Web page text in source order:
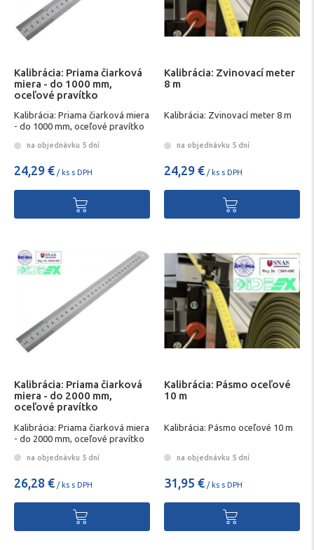
Kalibrácia: Priama čiarková
miera - do 1000 mm,
oceľové pravítko
Kalibrácia: Priama čiarková miera
- do 1000 mm, oceľové pravítko
na objednávku 5 dní
24,29 € / ks s DPH
Kalibrácia: Zvinovací meter
8 m
Kalibrácia: Zvinovací meter 8 m
na objednávku 5 dní
24,29 € / ks s DPH
Kalibrácia: Priama čiarková
miera - do 2000 mm,
oceľové pravítko
Kalibrácia: Priama čiarková miera
- do 2000 mm, oceľové pravítko
na objednávku 5 dní
26,28 € / ks s DPH
Kalibrácia: Pásmo oceľové
10 m
Kalibrácia: Pásmo oceľové 10 m
na objednávku 5 dní
31,95 € / ks s DPH